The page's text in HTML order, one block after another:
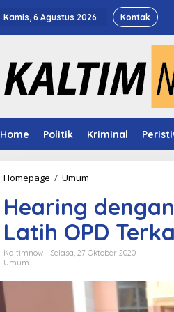
Kamis, 6 Agustus 2026 Kontak
Home Politik Kriminal
Homepage / Umum
DPRD,
Bappeda
Kaltim
akan
Latih
Pengisian
Hearing
Latih OPD
Kaltimnow
Selasa, 27 Oktober 2020
Umum